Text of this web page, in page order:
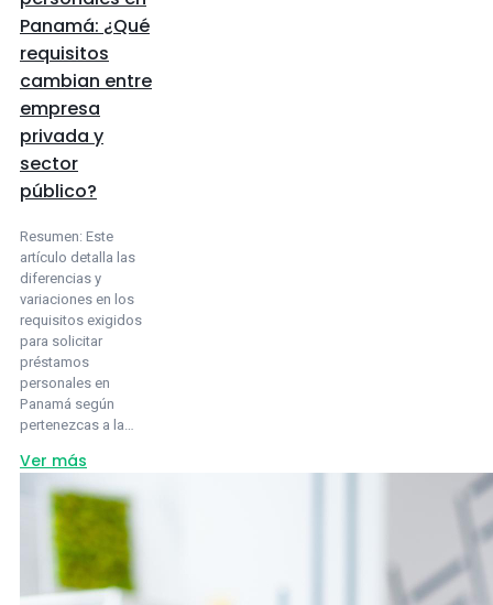
Panamá: ¿Qué
requisitos
cambian entre
empresa
privada y
sector
público?
Resumen: Este
artículo detalla las
diferencias y
variaciones en los
requisitos exigidos
para solicitar
préstamos
personales en
Panamá según
pertenezcas a la…
Ver más
Préstamos
personales
Panamá:
¿Qué
requisitos